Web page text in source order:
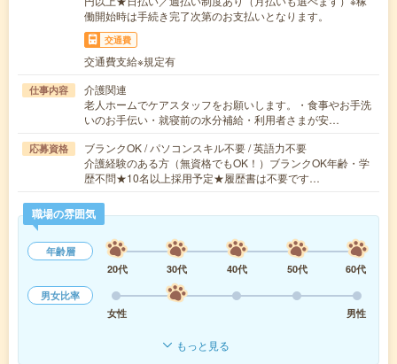
働開始時は手続き完了次第のお支払いとなります。
交通費
交通費支給※規定有
仕事内容
介護関連
老人ホームでケアスタッフをお願いします。・食事やお手洗
いのお手伝い・就寝前の水分補給・利用者さまが安…
応募資格
ブランクOK / パソコンスキル不要 / 英語力不要
介護経験のある方（無資格でもOK！）ブランクOK年齢・学
歴不問★10名以上採用予定★履歴書は不要です…
職場の雰囲気
年齢層
20代
30代 40代 50代
60代
男女比率
女性
男性
もっと見る